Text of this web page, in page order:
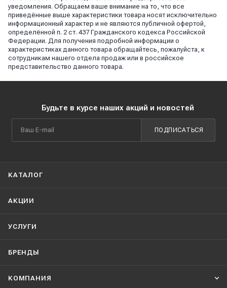
уведомления. Обращаем ваше внимание на то, что все
приведённые выше характеристики товара носят исключительно
информационный характер и не являются публичной офертой,
определённой п. 2 ст. 437 Гражданского кодекса Российской
Федерации. Для получения подробной информации о
характеристиках данного товара обращайтесь, пожалуйста, к
сотрудникам нашего отдела продаж или в российское
представительство данного товара.
Будьте в курсе наших акций и новостей
ПОДПИСАТЬСЯ
КАТАЛОГ
АКЦИИ
УСЛУГИ
БРЕНДЫ
КОМПАНИЯ